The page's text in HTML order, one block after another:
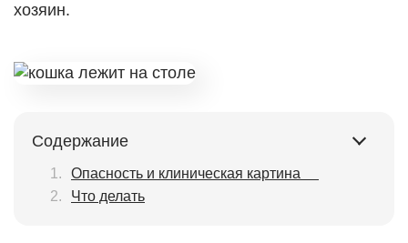
хозяин.
Содержание
Опасность и клиническая картина
Что делать